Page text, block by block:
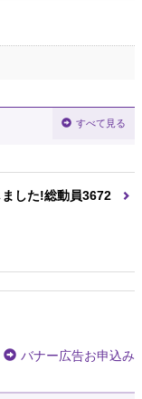
すべて見る
した!総動員3672
バナー広告お申込み